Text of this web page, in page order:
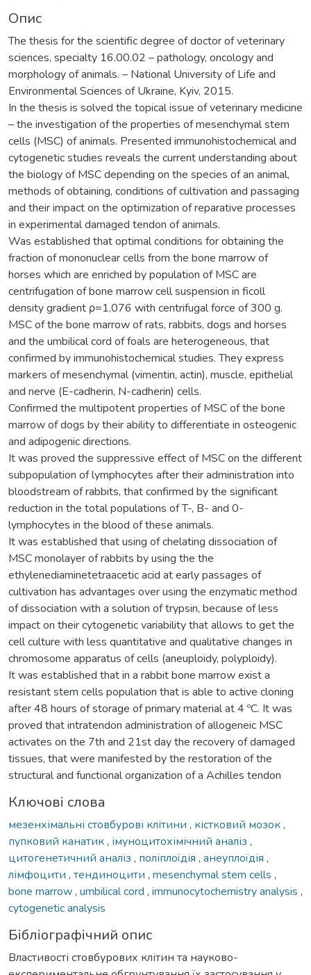
Опис
The thesis for the scientific degree of doctor of veterinary
sciences, specialty 16.00.02 – pathology, oncology and
morphology of animals. – National University of Life and
Environmental Sciences of Ukraine, Kyiv, 2015.
In the thesis is solved the topical issue of veterinary medicine
– the investigation of the properties of mesenchymal stem
cells (MSC) of animals. Presented immunohistochemical and
cytogenetic studies reveals the current understanding about
the biology of MSC depending on the species of an animal,
methods of obtaining, conditions of cultivation and passaging
and their impact on the optimization of reparative processes
in experimental damaged tendon of animals.
Was established that optimal conditions for obtaining the
fraction of mononuclear cells from the bone marrow of
horses which are enriched by population of MSC are
centrifugation of bone marrow cell suspension in ficoll
density gradient ρ=1,076 with centrifugal force of 300 g.
MSC of the bone marrow of rats, rabbits, dogs and horses
and the umbilical cord of foals are heterogeneous, that
confirmed by immunohistochemical studies. They express
markers of mesenchymal (vimentin, actin), muscle, epithelial
and nerve (E-cadherin, N-cadherin) cells.
Confirmed the multipotent properties of MSC of the bone
marrow of dogs by their ability to differentiate in osteogenic
and adipogenic directions.
It was proved the suppressive effect of MSC on the different
subpopulation of lymphocytes after their administration into
bloodstream of rabbits, that confirmed by the significant
reduction in the total populations of T-, B- and 0-
lymphocytes in the blood of these animals.
It was established that using of chelating dissociation of
MSC monolayer of rabbits by using the the
ethylenediaminetetraacetic acid at early passages of
cultivation has advantages over using the enzymatic method
of dissociation with a solution of trypsin, because of less
impact on their cytogenetic variability that allows to get the
cell culture with less quantitative and qualitative changes in
chromosome apparatus of cells (aneuploidy, polyploidy).
It was established that in a rabbit bone marrow exist a
resistant stem cells population that is able to active cloning
after 48 hours of storage of primary material at 4 ºC. It was
proved that intratendon administration of allogeneic MSC
activates on the 7th and 21st day the recovery of damaged
tissues, that were manifested by the restoration of the
structural and functional organization of a Achilles tendon
Ключові слова
мезенхімальні стовбурові клітини , кістковий мозок,
пупковий канатик, імуноцитохімічний аналіз ,
цитогенетичний аналіз , поліплоїдія , анеуплоїдія ,
лімфоцити , тендиноцити , mesenchymal stem cells ,
bone marrow, umbilical cord , immunocytochemistry analysis ,
cytogenetic analysis
Бібліографічний опис
Властивості стовбурових клітин та науково-